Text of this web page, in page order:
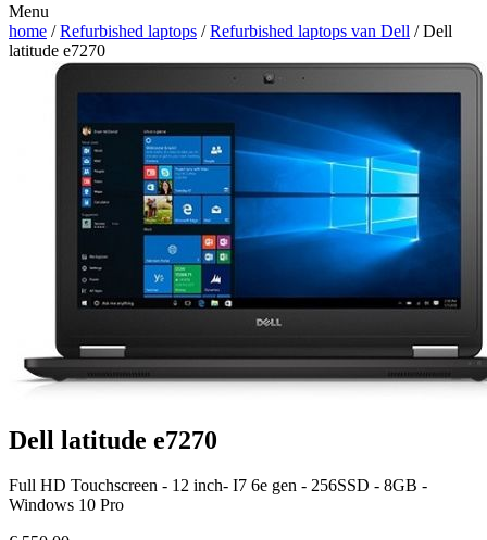
Menu
home /Refurbished laptops /Refurbished laptops van Dell / Dell
latitude e7270
Dell latitude e7270
Full HD Touchscreen - 12 inch- I7 6e gen - 256SSD - 8GB -
Windows 10 Pro